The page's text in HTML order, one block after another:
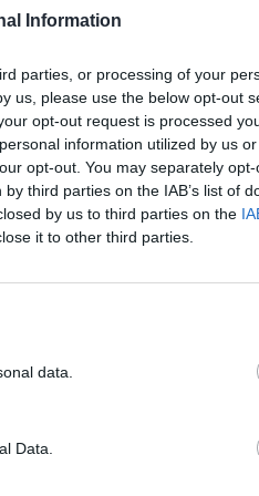
Information
parties, or processing of your
us, please use the below opt-out
opt-out request is processed
information utilized by us
opt-out. You may separately
third parties on the IAB’s list of
by us to third parties on the
it to other third parties.
data.
Data.
que salió antes de lo de
este foro